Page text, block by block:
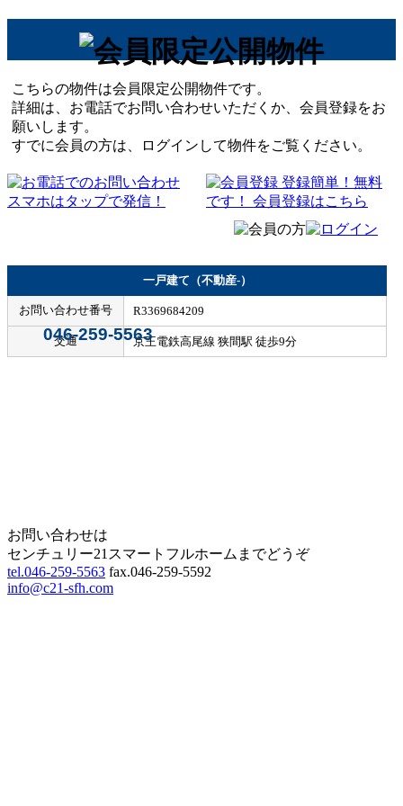
こちらの物件は会員限定公開物件です。
詳細は、お電話でお問い合わせいただくか、会員登録をお
願いします。
すでに会員の方は、ログインして物件をご覧ください。
046-259-5563
一戸建て（不動産-）
お問い合わせ番号 R3369684209
交通 京王電鉄高尾線 狭間駅 徒歩9分
お問い合わせは
センチュリー21スマートフルホームまでどうぞ
tel.046-259-5563 fax.046-259-5592
info@c21-sfh.com